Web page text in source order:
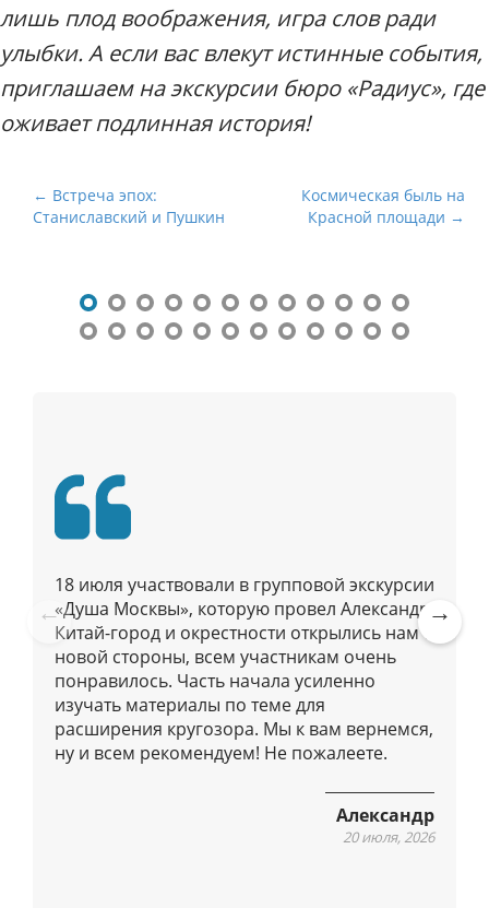
лишь плод воображения, игра слов ради
улыбки. А если вас влекут истинные события,
приглашаем на экскурсии бюро «Радиус», где
оживает подлинная история!
Н
а
и
← Встреча эпох:
Станиславский и Пушкин
Космическая быль на
Красной площади →
Pre
vio
us
18 июля участвовали в групповой экскурсии
«Душа Москвы», которую провел Александр.
Китай-город и окрестности открылись нам с
новой стороны, всем участникам очень
понравилось. Часть начала усиленно
изучать материалы по теме для
расширения кругозора. Мы к вам вернемся,
ну и всем рекомендуем! Не пожалеете.
Александр
20 июля, 2026
Ne